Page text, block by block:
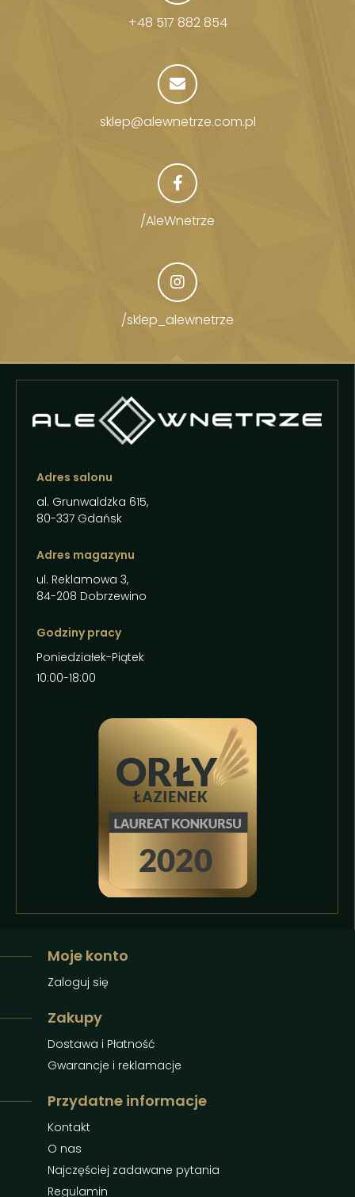
+48 517 882 854
sklep@alewnetrze.com.pl
/AleWnetrze
/sklep_alewnetrze
Adres salonu
al. Grunwaldzka 615,
80-337 Gdańsk
Adres magazynu
ul. Reklamowa 3,
84-208 Dobrzewino
Godziny pracy
Poniedziałek-Piątek
10:00-18:00
Moje konto
Zaloguj się
Zakupy
Dostawa i Płatność
Gwarancje i reklamacje
Przydatne informacje
Kontakt
O nas
Najczęściej zadawane pytania
Regulamin